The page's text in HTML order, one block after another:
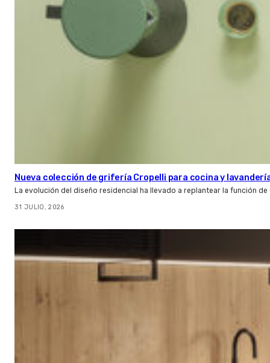
Nueva colección de grifería Cropelli para cocina y
La evolución del diseño residencial ha llevado a replantear la función
31 JULIO, 2026